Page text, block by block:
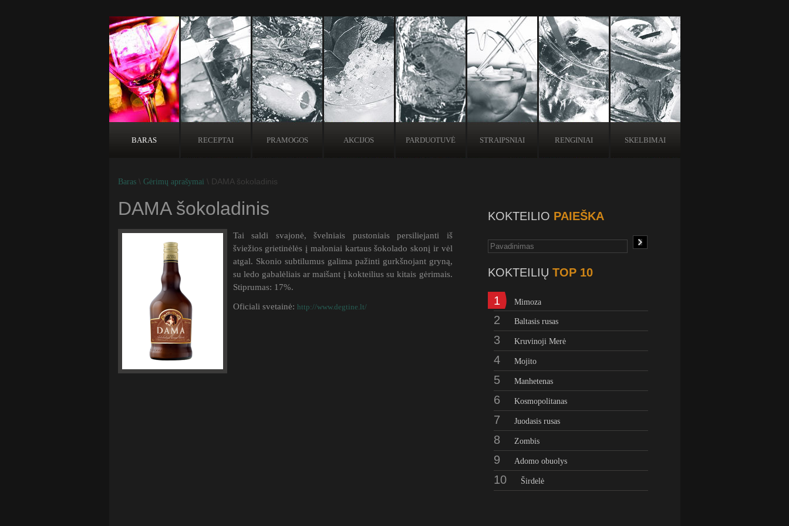
BARAS RECEPTAI PRAMOGOS AKCIJOS PARDUOTUVĖ STRAIPSNIAI RENGINIAI SKELBIMAI
Baras\ Gėrimų aprašymai \ DAMA šokoladinis
DAMA šokoladinis
Tai saldi svajonė, švelniais pustoniais persiliejanti iš
šviežios grietinėlės į maloniai kartaus šokolado skonį ir vėl
atgal. Skonio subtilumus galima pažinti gurkšnojant gryną,
su ledo gabalėliais ar maišant į kokteilius su kitais gėrimais.
Stiprumas: 17%.
Oficiali svetainė: http://www.degtine.lt/
KOKTEILIO PAIEŠKA
KOKTEILIŲ TOP 10
1 Mimoza
2 Baltasis rusas
3 Kruvinoji Merė
4 Mojito
5 Manhetenas
6 Kosmopolitanas
7 Juodasis rusas
8 Zombis
9 Adomo obuolys
10 Širdelė